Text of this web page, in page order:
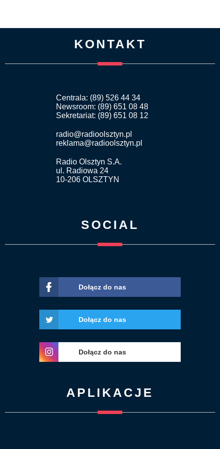
KONTAKT
Centrala: (89) 526 44 34
Newsroom: (89) 651 08 48
Sekretariat: (89) 651 08 12
radio@radioolsztyn.pl
reklama@radioolsztyn.pl
Radio Olsztyn S.A.
ul. Radiowa 24
10-206 OLSZTYN
SOCIAL
Dołącz do nas
Dołącz do nas
Dołącz do nas
APLIKACJE